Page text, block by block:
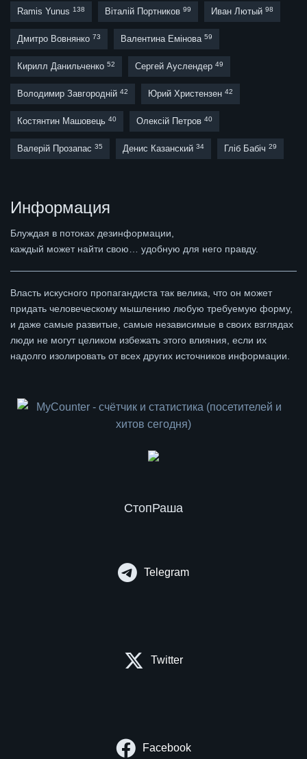
Ramis Yunus 138 Віталій Портников 99 Иван Лютый 98
Дмитро Вовнянко 73 Валентина Емінова 59
Кирилл Данильченко 52 Сергей Ауслендер 49
Володимир Завгородній 42 Юрий Христензен 42
Костянтин Машовець 40 Олексій Петров 40
Валерій Прозапас 35 Денис Казанский 34 Гліб Бабіч 29
Информация
Блуждая в потоках дезинформации,
каждый может найти свою… удобную для него правду.
Власть искусного пропагандиста так велика, что он может
придать человеческому мышлению любую требуемую форму,
и даже самые развитые, самые независимые в своих взглядах
люди не могут целиком избежать этого влияния, если их
надолго изолировать от всех других источников информации.
СтопРаша
Telegram
Twitter
Facebook